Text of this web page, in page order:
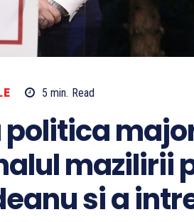
5 min. Read
politica
mazilirii
si a